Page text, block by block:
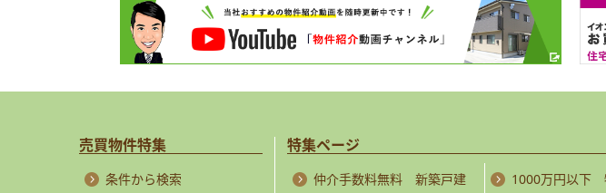
売買物件特集
条件から検索
特集ページ
仲介手数料無料 新築戸建
1000万円以下